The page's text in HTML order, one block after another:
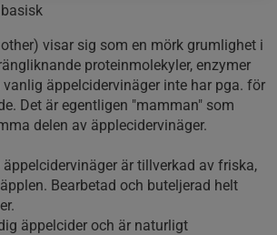
visar sig som en mörk grumlighet i
proteinmolekyler, enzymer
äppelcidervinäger inte har pga. för
Det är egentligen "mamman" som
delen av äpplecidervinäger.
är tillverkad av friska,
Bearbetad och buteljerad helt
äppelcider och är naturligt